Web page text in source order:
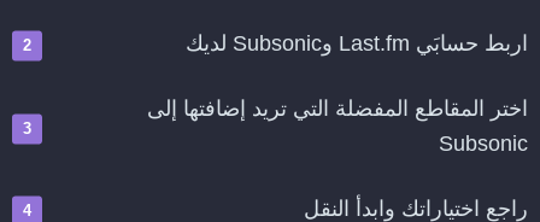
اربط حسابَي Last.fm وSubsonic لديك
اختر المقاطع المفضلة التي تريد إضافتها إلى
Subsonic
راجع اختياراتك وابدأ النقل